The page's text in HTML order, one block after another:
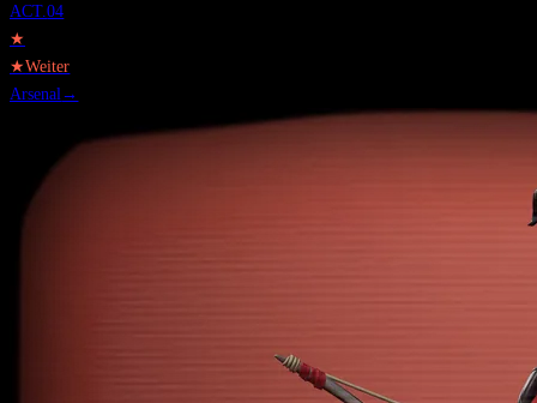
ACT.04
★
★Weiter
Arsenal→